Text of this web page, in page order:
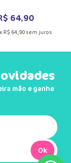
64,90
x R$ 64,90sem juros
mão e ganhe
Ok